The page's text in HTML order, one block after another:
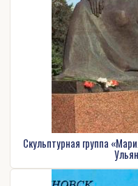
Скульптурная группа